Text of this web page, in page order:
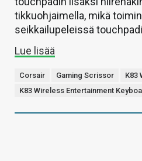
tikkuohjaimella, mikä
seikkailupeleissä
Lue lisää
Corsair Gaming Scrissor
K83
K83 Wireless Entertainment